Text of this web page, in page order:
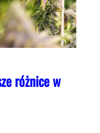
różnice w